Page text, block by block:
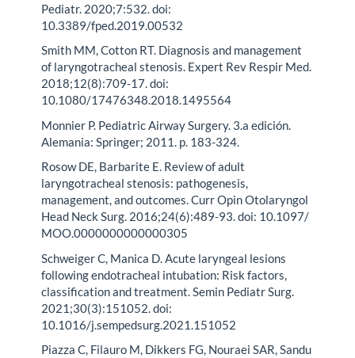
Pediatr. 2020;7:532. doi:
10.3389/fped.2019.00532
Smith MM, Cotton RT. Diagnosis and management
of laryngotracheal stenosis. Expert Rev Respir Med.
2018;12(8):709-17. doi:
10.1080/17476348.2018.1495564
Monnier P. Pediatric Airway Surgery. 3.a edición.
Alemania: Springer; 2011. p. 183-324.
Rosow DE, Barbarite E. Review of adult
laryngotracheal stenosis: pathogenesis,
management, and outcomes. Curr Opin Otolaryngol
Head Neck Surg. 2016;24(6):489-93. doi: 10.1097/
MOO.0000000000000305
Schweiger C, Manica D. Acute laryngeal lesions
following endotracheal intubation: Risk factors,
classification and treatment. Semin Pediatr Surg.
2021;30(3):151052. doi:
10.1016/j.sempedsurg.2021.151052
Piazza C, Filauro M, Dikkers FG, Nouraei SAR, Sandu